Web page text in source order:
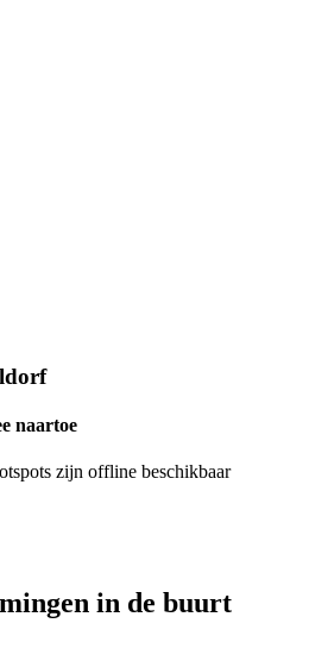
naartoe
zijn offline beschikbaar
in de buurt